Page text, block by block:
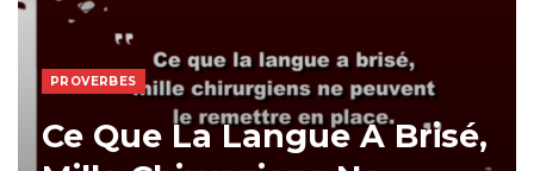
PROVERBES
Ce Que La Langue A Brisé,